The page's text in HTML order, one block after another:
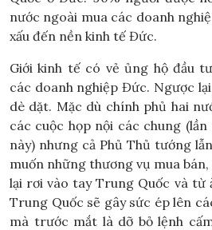
nước ngoài mua các doanh
xấu đến nền kinh tế Đức.
Giới kinh tế có vẻ ủng hộ đầu
các doanh nghiệp Đức. Ngược
dè dặt. Mặc dù chính phủ hai
các cuộc họp nội các chung
này) nhưng cả Phủ Thủ tướng
muốn những thương vụ mua bán,
lại rơi vào tay Trung Quốc và từ
Trung Quốc sẽ gây sức ép lên
mà trước mắt là dỡ bỏ lệnh